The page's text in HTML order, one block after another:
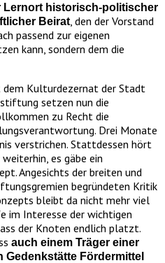
Lernort historisch-politischer
Beirat , den der Vorstand
passend zur eigenen
kann, sondern dem die
Kulturdezernat der Stadt
setzen nun die
zu Recht die
Drei Monate
verstrichen. Stattdessen hört
es gäbe ein
Angesichts der breiten und
begründeten Kritik
bleibt da nicht mehr viel
im Interesse der wichtigen
der Knoten endlich platzt.
auch einem Träger einer
Fördermittel